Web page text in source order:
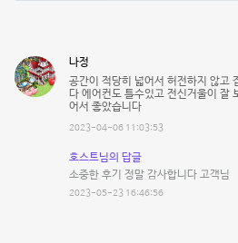
나정
공간이 적당히 넓어서 허전하지 않고
다 에어컨도 틀수있고 전신거울이 잘
어서 좋았습니다
2023-04-06 11:03:53
호스트님의 답글
소중한 후기 정말 감사합니다 고객님
2023-05-23 16:46:56